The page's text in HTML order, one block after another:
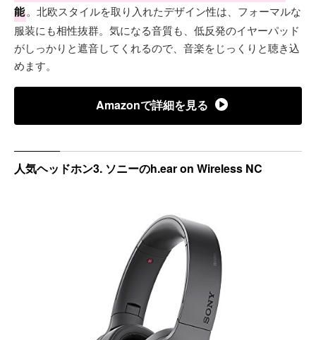
能。北欧スタイルを取り入れたデザイン性は、フォーマルな
服装にも相性抜群。気になる音質も、低反発のイヤーパッド
がしっかりと遮音してくれるので、音楽をじっくりと聴き込
めます。
Amazonで詳細を見る
人気ヘッドホン3. ソニーのh.ear on Wireless NC